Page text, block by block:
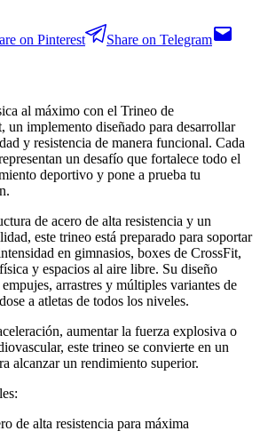
on Pinterest
Share on Telegram
al máximo con el Trineo de
un implemento diseñado para desarrollar
y resistencia de manera funcional. Cada
un desafío que fortalece todo el
deportivo y pone a prueba tu
de acero de alta resistencia y un
este trineo está preparado para soportar
en gimnasios, boxes de CrossFit,
y espacios al aire libre. Su diseño
arrastres y múltiples variantes de
a atletas de todos los niveles.
aumentar la fuerza explosiva o
este trineo se convierte en un
alcanzar un rendimiento superior.
de alta resistencia para máxima